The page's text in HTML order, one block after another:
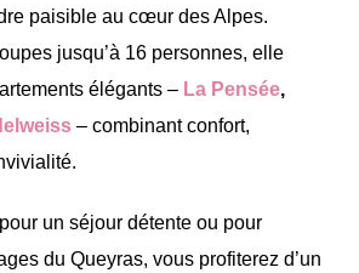
paisible au cœur des Alpes.
jusqu’à 16 personnes, elle
élégants – La Pensée,
– combinant confort,
un séjour détente ou pour
du Queyras, vous profiterez d’un